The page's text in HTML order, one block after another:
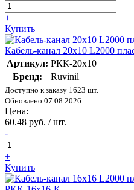
+
Купить
Кабель-канал 20х10 L2000
Артикул: РКК-20х10
Бренд:
Ruvinil
Доступно к заказу 1623 шт.
Обновлено 07.08.2026
Цена:
60.48 руб. / шт.
-
+
Купить